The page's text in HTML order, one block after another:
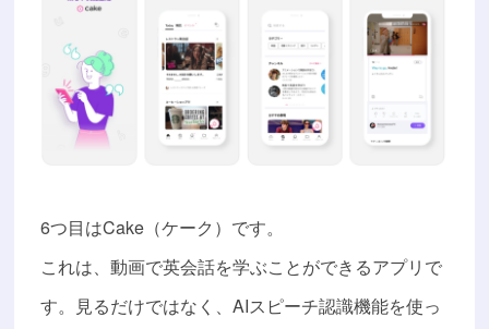
6つ目はCake（ケーク）です。
これは、動画で英会話を学ぶことができるアプリで
す。見るだけではなく、AIスピーチ認識機能を使っ